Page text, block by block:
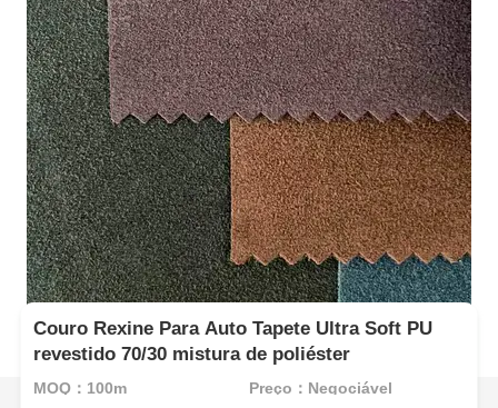
Couro Rexine Para Auto Tapete Ultra Soft PU
revestido 70/30 mistura de poliéster
MOQ：100m Preço：Negociável